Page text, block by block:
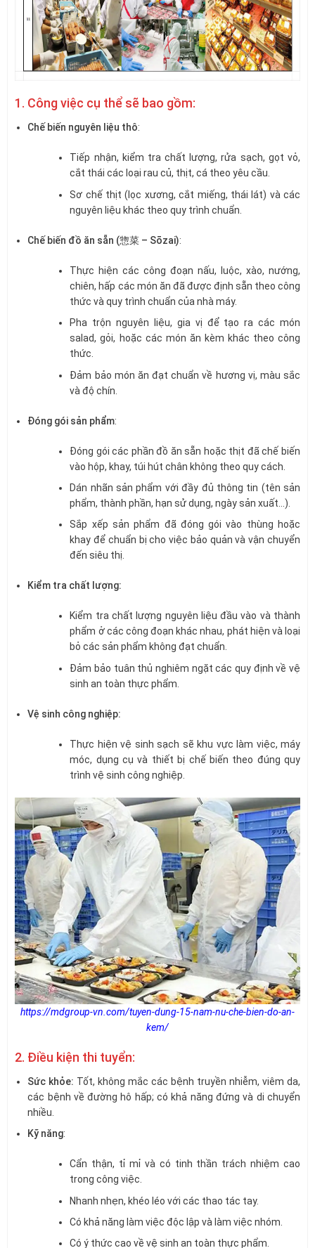
1. Công việc cụ thể sẽ bao gồm:
Chế biến nguyên liệu thô:
Tiếp nhận, kiểm tra chất lượng, rửa sạch, gọt vỏ,
cắt thái các loại rau củ, thịt, cá theo yêu cầu.
Sơ chế thịt (lọc xương, cắt miếng, thái lát) và các
nguyên liệu khác theo quy trình chuẩn.
Chế biến đồ ăn sẵn (惣菜 – Sōzai):
Thực hiện các công đoạn nấu, luộc, xào, nướng,
chiên, hấp các món ăn đã được định sẵn theo công
thức và quy trình chuẩn của nhà máy.
Pha trộn nguyên liệu, gia vị để tạo ra các món
salad, gỏi, hoặc các món ăn kèm khác theo công
thức.
Đảm bảo món ăn đạt chuẩn về hương vị, màu sắc
và độ chín.
Đóng gói sản phẩm:
Đóng gói các phần đồ ăn sẵn hoặc thịt đã chế biến
vào hộp, khay, túi hút chân không theo quy cách.
Dán nhãn sản phẩm với đầy đủ thông tin (tên sản
phẩm, thành phần, hạn sử dụng, ngày sản xuất…).
Sắp xếp sản phẩm đã đóng gói vào thùng hoặc
khay để chuẩn bị cho việc bảo quản và vận chuyển
đến siêu thị.
Kiểm tra chất lượng:
Kiểm tra chất lượng nguyên liệu đầu vào và thành
phẩm ở các công đoạn khác nhau, phát hiện và loại
bỏ các sản phẩm không đạt chuẩn.
Đảm bảo tuân thủ nghiêm ngặt các quy định về vệ
sinh an toàn thực phẩm.
Vệ sinh công nghiệp:
Thực hiện vệ sinh sạch sẽ khu vực làm việc, máy
móc, dụng cụ và thiết bị chế biến theo đúng quy
trình vệ sinh công nghiệp.
https://mdgroup-vn.com/tuyen-dung-15-nam-nu-che-bien-do-an-
kem/
2. Điều kiện thi tuyển:
Sức khỏe: Tốt, không mắc các bệnh truyền nhiễm, viêm da,
các bệnh về đường hô hấp; có khả năng đứng và di chuyển
nhiều.
Kỹ năng:
Cẩn thận, tỉ mỉ và có tinh thần trách nhiệm cao
trong công việc.
Nhanh nhẹn, khéo léo với các thao tác tay.
Có khả năng làm việc độc lập và làm việc nhóm.
Có ý thức cao về vệ sinh an toàn thực phẩm.